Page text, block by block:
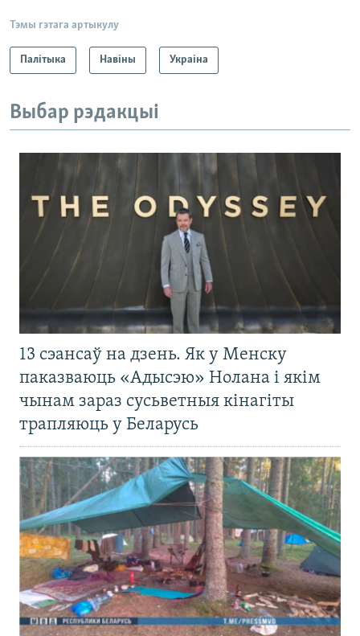
Тэмы гэтага артыкулу
Палітыка Навіны Украіна
Выбар рэдакцыі
13 сэансаў на дзень. Як у Менску
паказваюць «Адысэю» Нолана і якім
чынам зараз сусьветныя кінагіты
трапляюць у Беларусь